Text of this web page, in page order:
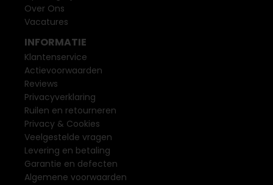
Over Ons
Vacatures
INFORMATIE
Klantenservice
Actievoorwaarden
Reviews
Privacyverklaring
Ruilen en retourneren
Privacy & Cookies
Veelgestelde vragen
Levering en betaling
Garantie en defecten
Algemene voorwaarden